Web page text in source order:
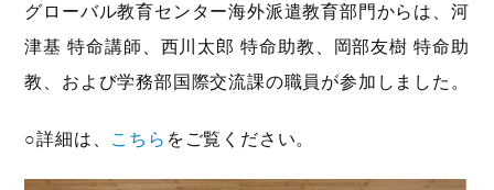
グローバル教育センター海外派遣教育部門からは、河
津基 特命講師、西川太郎 特命助教、岡部友樹 特命助
教、および学務部国際交流課の職員が参加しました。
○詳細は、 こちら をご覧ください。